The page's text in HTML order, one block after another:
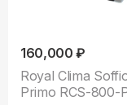
160,000 ₽
Royal Clima
Primo RCS-800-